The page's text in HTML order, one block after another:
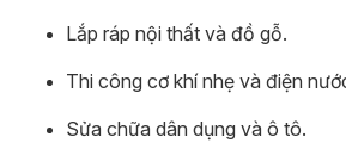
Lắp ráp nội thất và đồ gỗ.
Thi công cơ khí nhẹ và điện
Sửa chữa dân dụng và ô tô.